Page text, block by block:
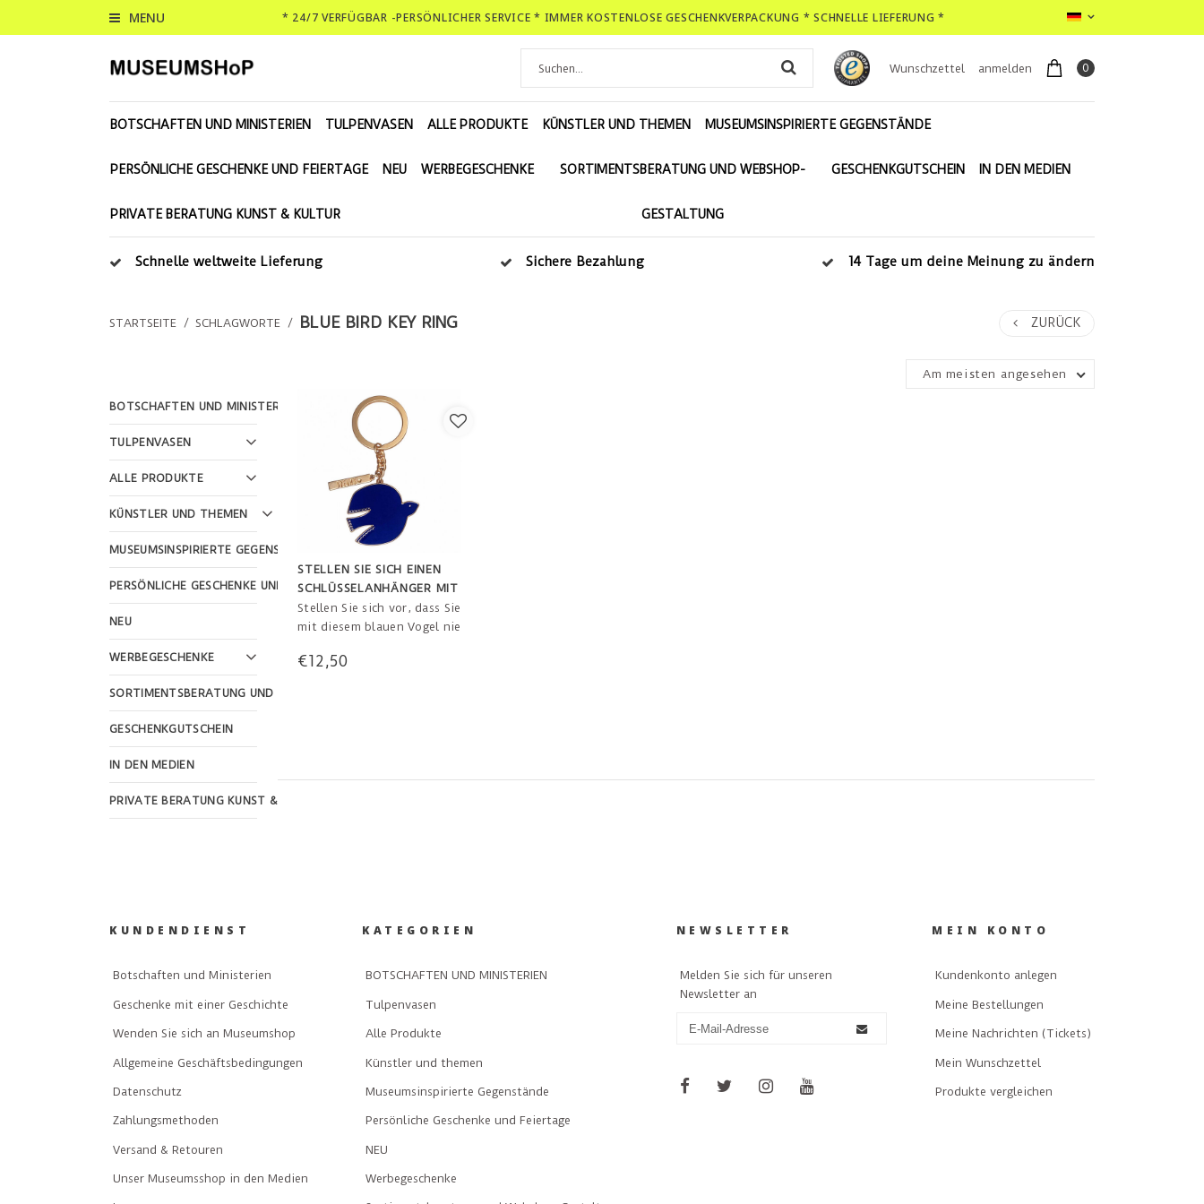
MENU * 24/7 VERFÜGBAR -PERSÖNLICHER SERVICE * IMMER KOSTENLOSE GESCHENKVERPACKUNG * SCHNELLE LIEFERUNG *
Wunschzettel anmelden 0
BOTSCHAFTEN UND MINISTERIEN TULPENVASEN ALLE PRODUKTE KÜNSTLER UND THEMEN MUSEUMSINSPIRIERTE GEGENSTÄNDE
PERSÖNLICHE GESCHENKE UND FEIERTAGE NEU WERBEGESCHENKE SORTIMENTSBERATUNG UND WEBSHOP-
GESTALTUNG
GESCHENKGUTSCHEIN IN DEN MEDIEN
PRIVATE BERATUNG KUNST & KULTUR
Schnelle weltweite Lieferung Sichere Bezahlung 14 Tage um deine Meinung zu ändern
STARTSEITE / SCHLAGWORTE / BLUE BIRD KEY RING ZURÜCK
Am meisten angesehen
BOTSCHAFTEN UND MINISTERIEN
TULPENVASEN
ALLE PRODUKTE
KÜNSTLER UND THEMEN
MUSEUMSINSPIRIERTE GEGENSTÄNDE
PERSÖNLICHE GESCHENKE UND FEIERTAGE
NEU
WERBEGESCHENKE
SORTIMENTSBERATUNG UND WEBSHOP-GESTALTUNG
GESCHENKGUTSCHEIN
IN DEN MEDIEN
PRIVATE BERATUNG KUNST & KULTUR
STELLEN SIE SICH EINEN
SCHLÜSSELANHÄNGER MIT
BLAUEM VOGEL VOR
Stellen Sie sich vor, dass Sie
mit diesem blauen Vogel nie
verlieren!
€12,50
KUNDENDIENST
Botschaften und Ministerien
Geschenke mit einer Geschichte
Wenden Sie sich an Museumshop
Allgemeine Geschäftsbedingungen
Datenschutz
Zahlungsmethoden
Versand & Retouren
Unser Museumsshop in den Medien
KATEGORIEN
BOTSCHAFTEN UND MINISTERIEN
Tulpenvasen
Alle Produkte
Künstler und themen
Museumsinspirierte Gegenstände
Persönliche Geschenke und Feiertage
NEU
Werbegeschenke
NEWSLETTER
Melden Sie sich für unseren
Newsletter an
MEIN KONTO
Kundenkonto anlegen
Meine Bestellungen
Meine Nachrichten (Tickets)
Mein Wunschzettel
Produkte vergleichen